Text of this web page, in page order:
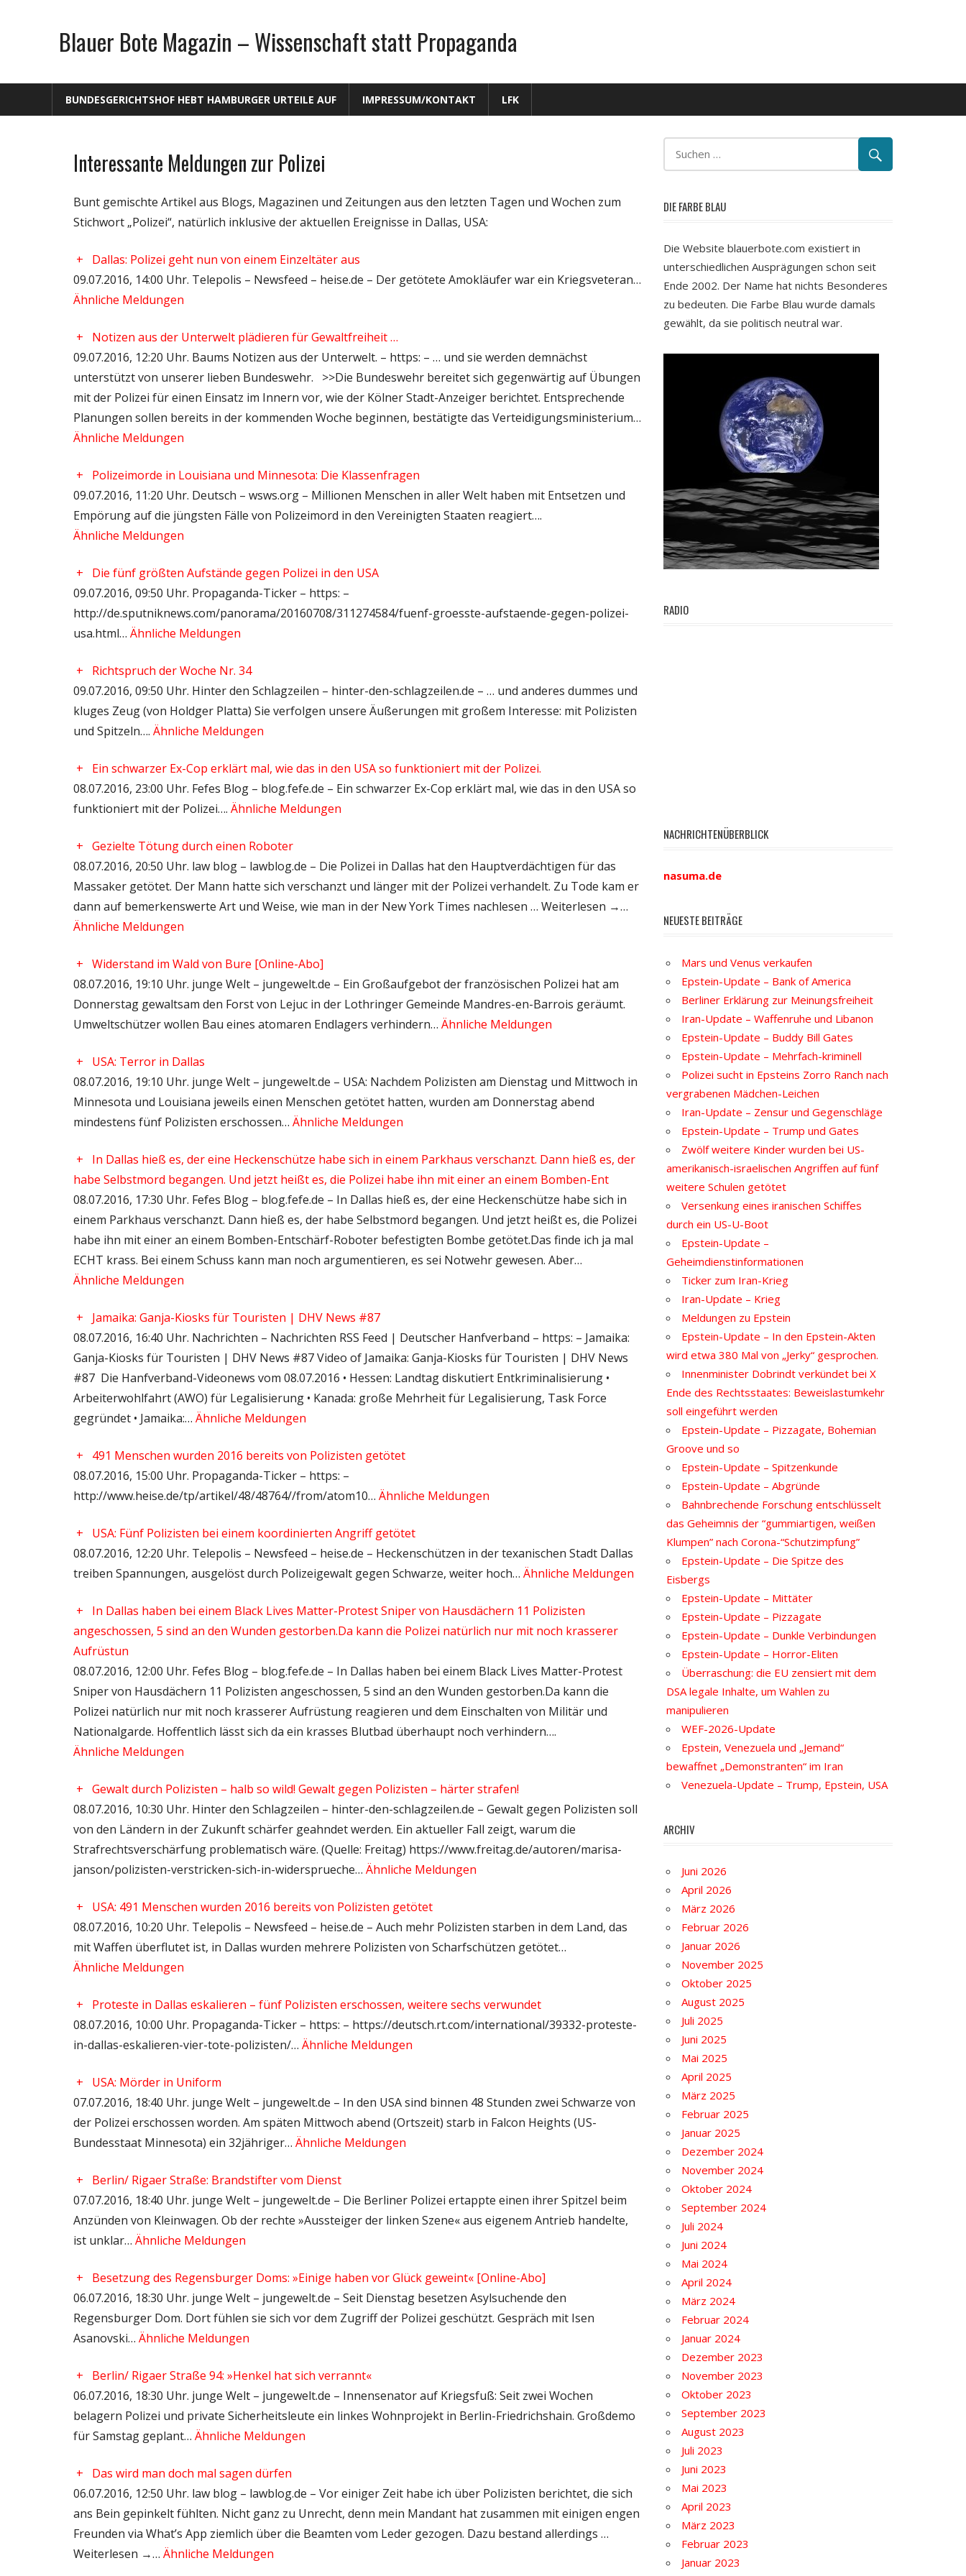
Blauer Bote Magazin – Wissenschaft statt Propaganda
BUNDESGERICHTSHOF HEBT HAMBURGER URTEILE AUF IMPRESSUM/KONTAKT LFK
Gesellschaft
Politik
Wissenschaft
Interessante Meldungen zur Polizei
Bunt gemischte Artikel aus Blogs, Magazinen und Zeitungen aus den letzten Tagen und Wochen zum
Stichwort „Polizei“, natürlich inklusive der aktuellen Ereignisse in Dallas, USA:
+
Dallas: Polizei geht nun von einem Einzeltäter aus
09.07.2016, 14:00 Uhr. Telepolis – Newsfeed – heise.de – Der getötete Amokläufer war ein Kriegsveteran…
Ähnliche Meldungen
+
Notizen aus der Unterwelt plädieren für Gewaltfreiheit …
09.07.2016, 12:20 Uhr. Baums Notizen aus der Unterwelt. – https: – … und sie werden demnächst
unterstützt von unserer lieben Bundeswehr. >>Die Bundeswehr bereitet sich gegenwärtig auf Übungen
mit der Polizei für einen Einsatz im Innern vor, wie der Kölner Stadt-Anzeiger berichtet. Entsprechende
Planungen sollen bereits in der kommenden Woche beginnen, bestätigte das Verteidigungsministerium…
Ähnliche Meldungen
+
Polizeimorde in Louisiana und Minnesota: Die Klassenfragen
09.07.2016, 11:20 Uhr. Deutsch – wsws.org – Millionen Menschen in aller Welt haben mit Entsetzen und
Empörung auf die jüngsten Fälle von Polizeimord in den Vereinigten Staaten reagiert….
Ähnliche Meldungen
+
Die fünf größten Aufstände gegen Polizei in den USA
09.07.2016, 09:50 Uhr. Propaganda-Ticker – https: –
http://de.sputniknews.com/panorama/20160708/311274584/fuenf-groesste-aufstaende-gegen-polizei-
usa.html… Ähnliche Meldungen
+
Richtspruch der Woche Nr. 34
09.07.2016, 09:50 Uhr. Hinter den Schlagzeilen – hinter-den-schlagzeilen.de – … und anderes dummes und
kluges Zeug (von Holdger Platta) Sie verfolgen unsere Äußerungen mit großem Interesse: mit Polizisten
und Spitzeln…. Ähnliche Meldungen
+
Ein schwarzer Ex-Cop erklärt mal, wie das in den USA so funktioniert mit der Polizei.
08.07.2016, 23:00 Uhr. Fefes Blog – blog.fefe.de – Ein schwarzer Ex-Cop erklärt mal, wie das in den USA so
funktioniert mit der Polizei…. Ähnliche Meldungen
+ Gezielte Tötung durch einen Roboter
08.07.2016, 20:50 Uhr. law blog – lawblog.de – Die Polizei in Dallas hat den Hauptverdächtigen für das
Massaker getötet. Der Mann hatte sich verschanzt und länger mit der Polizei verhandelt. Zu Tode kam er
dann auf bemerkenswerte Art und Weise, wie man in der New York Times nachlesen … Weiterlesen →…
Ähnliche Meldungen
+ Widerstand im Wald von Bure [Online-Abo]
08.07.2016, 19:10 Uhr. junge Welt – jungewelt.de – Ein Großaufgebot der französischen Polizei hat am
Donnerstag gewaltsam den Forst von Lejuc in der Lothringer Gemeinde Mandres-en-Barrois geräumt.
Umweltschützer wollen Bau eines atomaren Endlagers verhindern… Ähnliche Meldungen
+
USA: Terror in Dallas
08.07.2016, 19:10 Uhr. junge Welt – jungewelt.de – USA: Nachdem Polizisten am Dienstag und Mittwoch in
Minnesota und Louisiana jeweils einen Menschen getötet hatten, wurden am Donnerstag abend
mindestens fünf Polizisten erschossen… Ähnliche Meldungen
+
In Dallas hieß es, der eine Heckenschütze habe sich in einem Parkhaus verschanzt. Dann hieß es, der
habe Selbstmord begangen. Und jetzt heißt es, die Polizei habe ihn mit einer an einem Bomben-Ent
08.07.2016, 17:30 Uhr. Fefes Blog – blog.fefe.de – In Dallas hieß es, der eine Heckenschütze habe sich in
einem Parkhaus verschanzt. Dann hieß es, der habe Selbstmord begangen. Und jetzt heißt es, die Polizei
habe ihn mit einer an einem Bomben-Entschärf-Roboter befestigten Bombe getötet.Das finde ich ja mal
ECHT krass. Bei einem Schuss kann man noch argumentieren, es sei Notwehr gewesen. Aber…
Ähnliche Meldungen
+
Jamaika: Ganja-Kiosks für Touristen | DHV News #87
08.07.2016, 16:40 Uhr. Nachrichten – Nachrichten RSS Feed | Deutscher Hanfverband – https: – Jamaika:
Ganja-Kiosks für Touristen | DHV News #87 Video of Jamaika: Ganja-Kiosks für Touristen | DHV News
#87 Die Hanfverband-Videonews vom 08.07.2016 • Hessen: Landtag diskutiert Entkriminalisierung •
Arbeiterwohlfahrt (AWO) für Legalisierung • Kanada: große Mehrheit für Legalisierung, Task Force
gegründet • Jamaika:… Ähnliche Meldungen
+
491 Menschen wurden 2016 bereits von Polizisten getötet
08.07.2016, 15:00 Uhr. Propaganda-Ticker – https: –
http://www.heise.de/tp/artikel/48/48764//from/atom10… Ähnliche Meldungen
+
USA: Fünf Polizisten bei einem koordinierten Angriff getötet
08.07.2016, 12:20 Uhr. Telepolis – Newsfeed – heise.de – Heckenschützen in der texanischen Stadt Dallas
treiben Spannungen, ausgelöst durch Polizeigewalt gegen Schwarze, weiter hoch… Ähnliche Meldungen
+
In Dallas haben bei einem Black Lives Matter-Protest Sniper von Hausdächern 11 Polizisten
angeschossen, 5 sind an den Wunden gestorben.Da kann die Polizei natürlich nur mit noch krasserer
Aufrüstun
08.07.2016, 12:00 Uhr. Fefes Blog – blog.fefe.de – In Dallas haben bei einem Black Lives Matter-Protest
Sniper von Hausdächern 11 Polizisten angeschossen, 5 sind an den Wunden gestorben.Da kann die
Polizei natürlich nur mit noch krasserer Aufrüstung reagieren und dem Einschalten von Militär und
Nationalgarde. Hoffentlich lässt sich da ein krasses Blutbad überhaupt noch verhindern….
Ähnliche Meldungen
+ Gewalt durch Polizisten – halb so wild! Gewalt gegen Polizisten – härter strafen!
08.07.2016, 10:30 Uhr. Hinter den Schlagzeilen – hinter-den-schlagzeilen.de – Gewalt gegen Polizisten soll
von den Ländern in der Zukunft schärfer geahndet werden. Ein aktueller Fall zeigt, warum die
Strafrechtsverschärfung problematisch wäre. (Quelle: Freitag) https://www.freitag.de/autoren/marisa-
janson/polizisten-verstricken-sich-in-widersprueche… Ähnliche Meldungen
+
USA: 491 Menschen wurden 2016 bereits von Polizisten getötet
08.07.2016, 10:20 Uhr. Telepolis – Newsfeed – heise.de – Auch mehr Polizisten starben in dem Land, das
mit Waffen überflutet ist, in Dallas wurden mehrere Polizisten von Scharfschützen getötet…
Ähnliche Meldungen
+
Proteste in Dallas eskalieren – fünf Polizisten erschossen, weitere sechs verwundet
08.07.2016, 10:00 Uhr. Propaganda-Ticker – https: – https://deutsch.rt.com/international/39332-proteste-
in-dallas-eskalieren-vier-tote-polizisten/… Ähnliche Meldungen
+
USA: Mörder in Uniform
07.07.2016, 18:40 Uhr. junge Welt – jungewelt.de – In den USA sind binnen 48 Stunden zwei Schwarze von
der Polizei erschossen worden. Am späten Mittwoch abend (Ortszeit) starb in Falcon Heights (US-
Bundesstaat Minnesota) ein 32jähriger… Ähnliche Meldungen
+
Berlin/ Rigaer Straße: Brandstifter vom Dienst
07.07.2016, 18:40 Uhr. junge Welt – jungewelt.de – Die Berliner Polizei ertappte einen ihrer Spitzel beim
Anzünden von Kleinwagen. Ob der rechte »Aussteiger der linken Szene« aus eigenem Antrieb handelte,
ist unklar… Ähnliche Meldungen
+
Besetzung des Regensburger Doms: »Einige haben vor Glück geweint« [Online-Abo]
06.07.2016, 18:30 Uhr. junge Welt – jungewelt.de – Seit Dienstag besetzen Asylsuchende den
Regensburger Dom. Dort fühlen sie sich vor dem Zugriff der Polizei geschützt. Gespräch mit Isen
Asanovski… Ähnliche Meldungen
+
Berlin/ Rigaer Straße 94: »Henkel hat sich verrannt«
06.07.2016, 18:30 Uhr. junge Welt – jungewelt.de – Innensenator auf Kriegsfuß: Seit zwei Wochen
belagern Polizei und private Sicherheitsleute ein linkes Wohnprojekt in Berlin-Friedrichshain. Großdemo
für Samstag geplant… Ähnliche Meldungen
+
Das wird man doch mal sagen dürfen
06.07.2016, 12:50 Uhr. law blog – lawblog.de – Vor einiger Zeit habe ich über Polizisten berichtet, die sich
ans Bein gepinkelt fühlten. Nicht ganz zu Unrecht, denn mein Mandant hat zusammen mit einigen engen
Freunden via What’s App ziemlich über die Beamten vom Leder gezogen. Dazu bestand allerdings …
Weiterlesen →… Ähnliche Meldungen
DIE FARBE BLAU
Die Website blauerbote.com existiert in
unterschiedlichen Ausprägungen schon seit
Ende 2002. Der Name hat nichts Besonderes
zu bedeuten. Die Farbe Blau wurde damals
gewählt, da sie politisch neutral war.
RADIO
NACHRICHTENÜBERBLICK
nasuma.de
NEUESTE BEITRÄGE
Mars und Venus verkaufen
Epstein-Update – Bank of America
Berliner Erklärung zur Meinungsfreiheit
Iran-Update – Waffenruhe und Libanon
Epstein-Update – Buddy Bill Gates
Epstein-Update – Mehrfach-kriminell
Polizei sucht in Epsteins Zorro Ranch nach
vergrabenen Mädchen-Leichen
Iran-Update – Zensur und Gegenschläge
Epstein-Update – Trump und Gates
Zwölf weitere Kinder wurden bei US-
amerikanisch-israelischen Angriffen auf fünf
weitere Schulen getötet
Versenkung eines iranischen Schiffes
durch ein US-U-Boot
Epstein-Update –
Geheimdienstinformationen
Ticker zum Iran-Krieg
Iran-Update – Krieg
Meldungen zu Epstein
Epstein-Update – In den Epstein-Akten
wird etwa 380 Mal von „Jerky“ gesprochen.
Innenminister Dobrindt verkündet bei X
Ende des Rechtsstaates: Beweislastumkehr
soll eingeführt werden
Epstein-Update – Pizzagate, Bohemian
Groove und so
Epstein-Update – Spitzenkunde
Epstein-Update – Abgründe
Bahnbrechende Forschung entschlüsselt
das Geheimnis der “gummiartigen, weißen
Klumpen” nach Corona-“Schutzimpfung”
Epstein-Update – Die Spitze des
Eisbergs
Epstein-Update – Mittäter
Epstein-Update – Pizzagate
Epstein-Update – Dunkle Verbindungen
Epstein-Update – Horror-Eliten
Überraschung: die EU zensiert mit dem
DSA legale Inhalte, um Wahlen zu
manipulieren
WEF-2026-Update
Epstein, Venezuela und „Jemand“
bewaffnet „Demonstranten“ im Iran
Venezuela-Update – Trump, Epstein, USA
ARCHIV
Juni 2026
April 2026
März 2026
Februar 2026
Januar 2026
November 2025
Oktober 2025
August 2025
Juli 2025
Juni 2025
Mai 2025
April 2025
März 2025
Februar 2025
Januar 2025
Dezember 2024
November 2024
Oktober 2024
September 2024
Juli 2024
Juni 2024
Mai 2024
April 2024
März 2024
Februar 2024
Januar 2024
Dezember 2023
November 2023
Oktober 2023
September 2023
August 2023
Juli 2023
Juni 2023
Mai 2023
April 2023
März 2023
Februar 2023
Januar 2023